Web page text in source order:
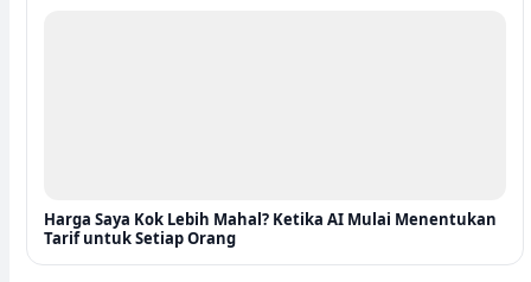
Harga Saya Kok Lebih Mahal? Ketika AI Mulai Menentukan
Tarif untuk Setiap Orang